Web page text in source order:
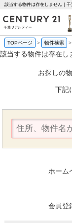
該当する物件は存在しません｜
TOPページ > 物件検索 >
該当する物件は存在し
お探しの
下記
ホーム
会員登